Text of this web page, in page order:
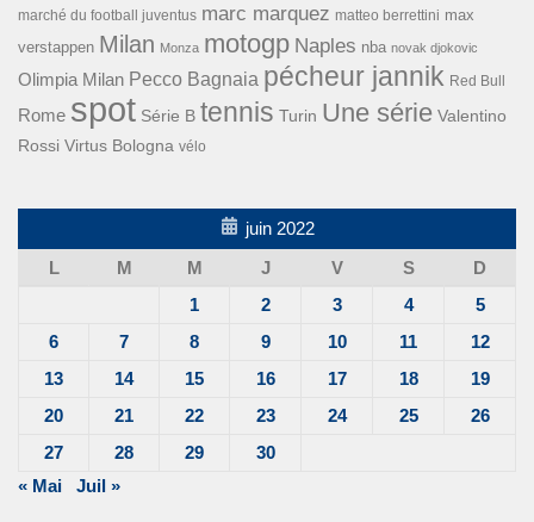
marché du football juventus marc marquez matteo berrettini max
verstappen Milan Monza motogp Naples nba novak djokovic
Olimpia Milan Pecco Bagnaia pécheur jannik Red Bull
Rome spot Série B tennis Turin Une série Valentino
Rossi Virtus Bologna vélo
juin 2022
L
M M J V S
D
1
2 3 4
5
6
7 8 9 10 11
12
13
14 15 16 17 18
19
20
21 22 23 24 25
26
27
28 29
30
« Mai
Juil »